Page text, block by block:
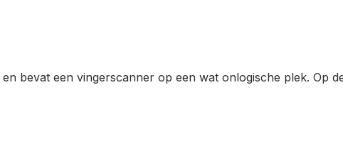
bevat een vingerscanner op een wat onlogische plek. Op